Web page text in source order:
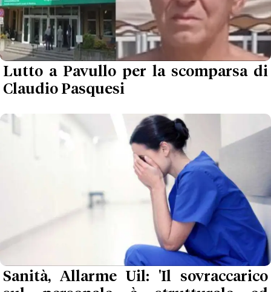
Lutto a Pavullo per la scomparsa di
Claudio Pasquesi
Sanità, Allarme Uil: 'Il sovraccarico